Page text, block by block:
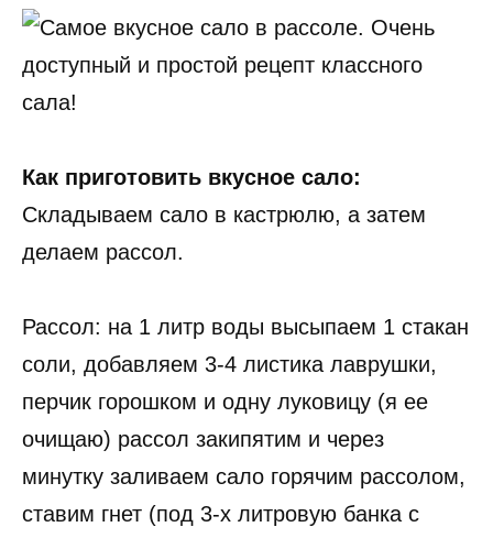
Как приготовить вкусное сало:
Складываем сало в кастрюлю, а затем
делаем рассол.
Рассол: на 1 литр воды высыпаем 1 стакан
соли, добавляем 3-4 листика лаврушки,
перчик горошком и одну луковицу (я ее
очищаю) рассол закипятим и через
минутку заливаем сало горячим рассолом,
ставим гнет (под 3-х литровую банка с